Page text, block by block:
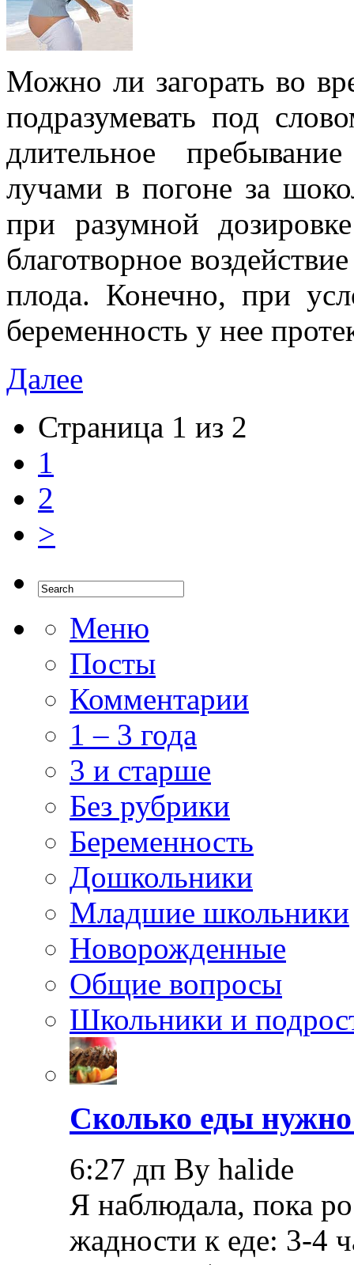
Можно ли загорать во
подразумевать под
длительное
лучами в погоне за
при разумной
благотворное
плода. Конечно, при
беременность у нее
Далее
Страница 1 из 2
1
2
>
Меню
Посты
Комментарии
1 – 3 года
3 и старше
Без рубрики
Беременность
Дошкольники
Младшие школьники
Новорожденные
Общие вопросы
Школьники и
Сколько еды
6:27 дп By halide
Я наблюдала, пока
жадности к еде: 3-4